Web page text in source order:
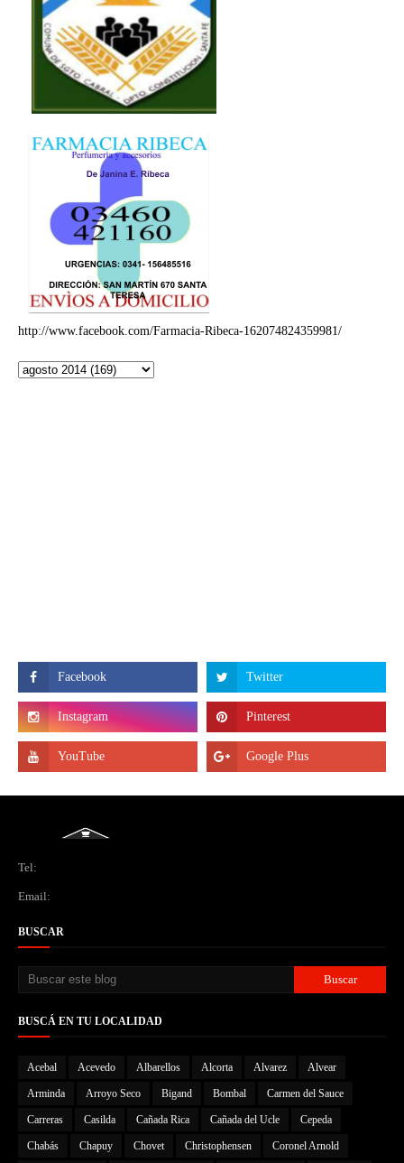
http://www.facebook.com/Farmacia-Ribeca-162074824359981/
Tel:
Email:
BUSCAR
BUSCÁ EN TU LOCALIDAD
Acebal Acevedo Albarellos Alcorta Alvarez Alvear
Arminda Arroyo Seco Bigand Bombal Carmen del Sauce
Carreras Casilda Cañada Rica Cañada del Ucle Cepeda
Chabás Chapuy Chovet Christophensen Coronel Arnold